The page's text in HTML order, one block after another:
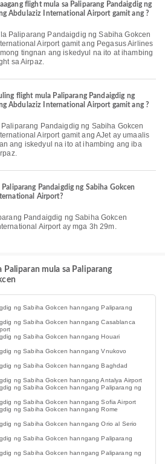
flight mula sa Paliparang Pandaigdig ng
Abdulaziz International Airport gamit ang ?
Airport gamit ang Pegasus Airlines
tingnan ang iskedyul na ito at ihambing
sa Airpaz.
flight mula Paliparang Pandaigdig ng
Abdulaziz International Airport gamit ang ?
Airport gamit ang AJet ay umaalis
ang iskedyul na ito at ihambing ang iba
Pandaigdig ng Sabiha Gokcen
Airport?
Airport ay mga 3h 29m.
Paliparan mula sa Paliparang
ng Sabiha Gokcen hanngang Paliparang
ng Sabiha Gokcen hanngang Casablanca
ng Sabiha Gokcen hanngang Houari
ng Sabiha Gokcen hanngang Vnukovo
ng Sabiha Gokcen hanngang Baghdad
ng Sabiha Gokcen hanngang Antalya Airport
ng Sabiha Gokcen hanngang Paliparang ng
ng Sabiha Gokcen hanngang Sofia Airport
ng Sabiha Gokcen hanngang Rome
ng Sabiha Gokcen hanngang Orio al Serio
ng Sabiha Gokcen hanngang Paliparang
ng Sabiha Gokcen hanngang Paliparang ng